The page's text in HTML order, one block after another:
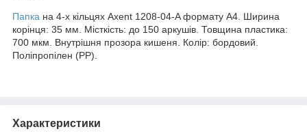
Папка на 4-х кільцях Axent 1208-04-A формату А4. Ширина
корінця: 35 мм. Місткість: до 150 аркушів. Товщина пластика:
700 мкм. Внутрішня прозора кишеня. Колір: бордовий.
Поліпропілен (РР).
Характеристики